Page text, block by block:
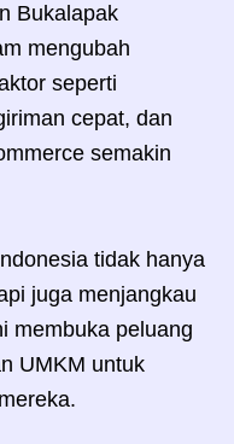
Bukalapak
mengubah
seperti
cepat, dan
semakin
tidak hanya
juga menjangkau
membuka peluang
UMKM untuk